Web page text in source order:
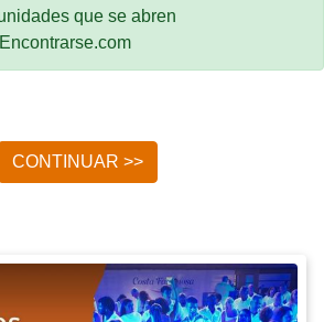
que se abren
CONTINUAR >>